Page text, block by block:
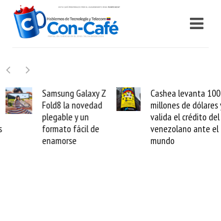
Samsung Galaxy Z
Fold8 la novedad
plegable y un
formato fácil de
enamorse
Cashea levanta 100
millones de dólares y
valida el crédito del
venezolano ante el
mundo